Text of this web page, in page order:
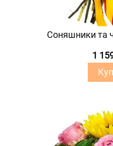
Соняшники та
1